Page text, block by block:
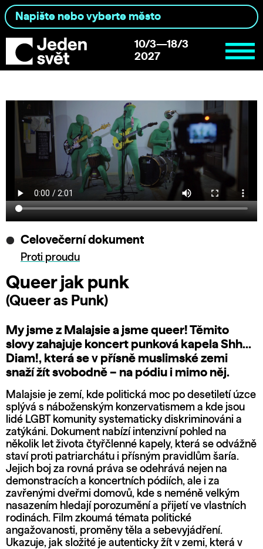
10/3—18/3
2027
Celovečerní dokument
Proti proudu
Queer jak punk
(Queer as Punk)
My jsme z Malajsie a jsme queer! Těmito
slovy zahajuje koncert punková kapela Shh…
Diam!, která se v přísně muslimské zemi
snaží žít svobodně – na pódiu i mimo něj.
Malajsie je zemí, kde politická moc po desetiletí úzce
splývá s náboženským konzervatismem a kde jsou
lidé LGBT komunity systematicky diskriminováni a
zatýkáni. Dokument nabízí intenzivní pohled na
několik let života čtyřčlenné kapely, která se odvážně
staví proti patriarchátu i přísným pravidlům šaría.
Jejich boj za rovná práva se odehrává nejen na
demonstracích a koncertních pódiích, ale i za
zavřenými dveřmi domovů, kde s neméně velkým
nasazením hledají porozumění a přijetí ve vlastních
rodinách. Film zkoumá témata politické
angažovanosti, proměny těla a sebevyjádření.
Ukazuje, jak složité je autenticky žít v zemi, která v